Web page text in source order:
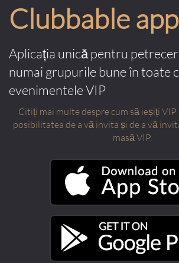
Clubbable app
Aplicația unică pentru
numai grupurile bune în toate
evenimentele VIP
Citiți mai multe despre cum să ieșiți
posibilitatea de a vă invita și de a vă
masă VIP.